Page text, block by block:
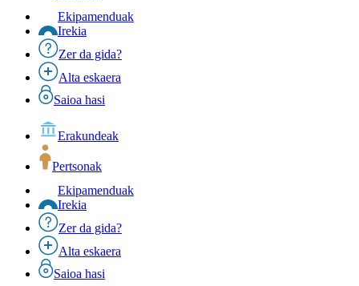
Ekipamenduak
Irekia
Zer da gida?
Alta eskaera
Saioa hasi
Erakundeak
Pertsonak
Ekipamenduak
Irekia
Zer da gida?
Alta eskaera
Saioa hasi